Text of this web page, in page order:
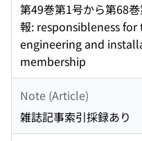
第49巻第1号から第68
報: responsibleness
engineering and
membership
Note (Article)
雑誌記事索引採録あり